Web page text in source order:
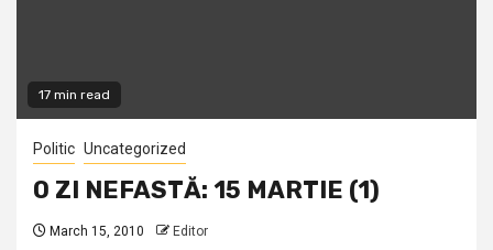
17 min read
Politic Uncategorized
O ZI NEFASTĂ: 15 MARTIE (1)
March 15, 2010 Editor